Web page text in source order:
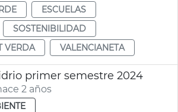
ESCUELAS
SOSTENIBILIDAD
VERDA
VALENCIANETA
primer semestre 2024
2 años